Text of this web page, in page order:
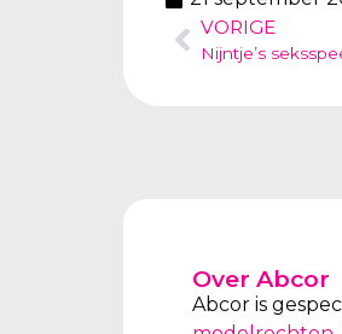
VORIGE
Nijntje’s
Over Abcor
Abcor is